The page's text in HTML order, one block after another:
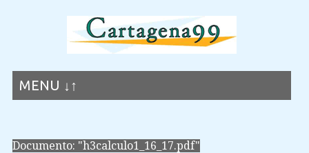
MENU ↓↑
Documento: "h3calculo1_16_17.pdf"